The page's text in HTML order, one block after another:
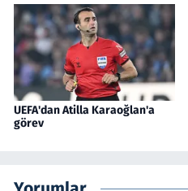
UEFA'dan Atilla Karaoğlan'a
görev